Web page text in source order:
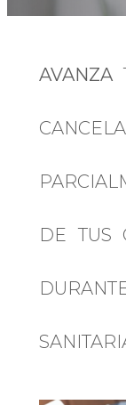
AVANZA
DE TUS